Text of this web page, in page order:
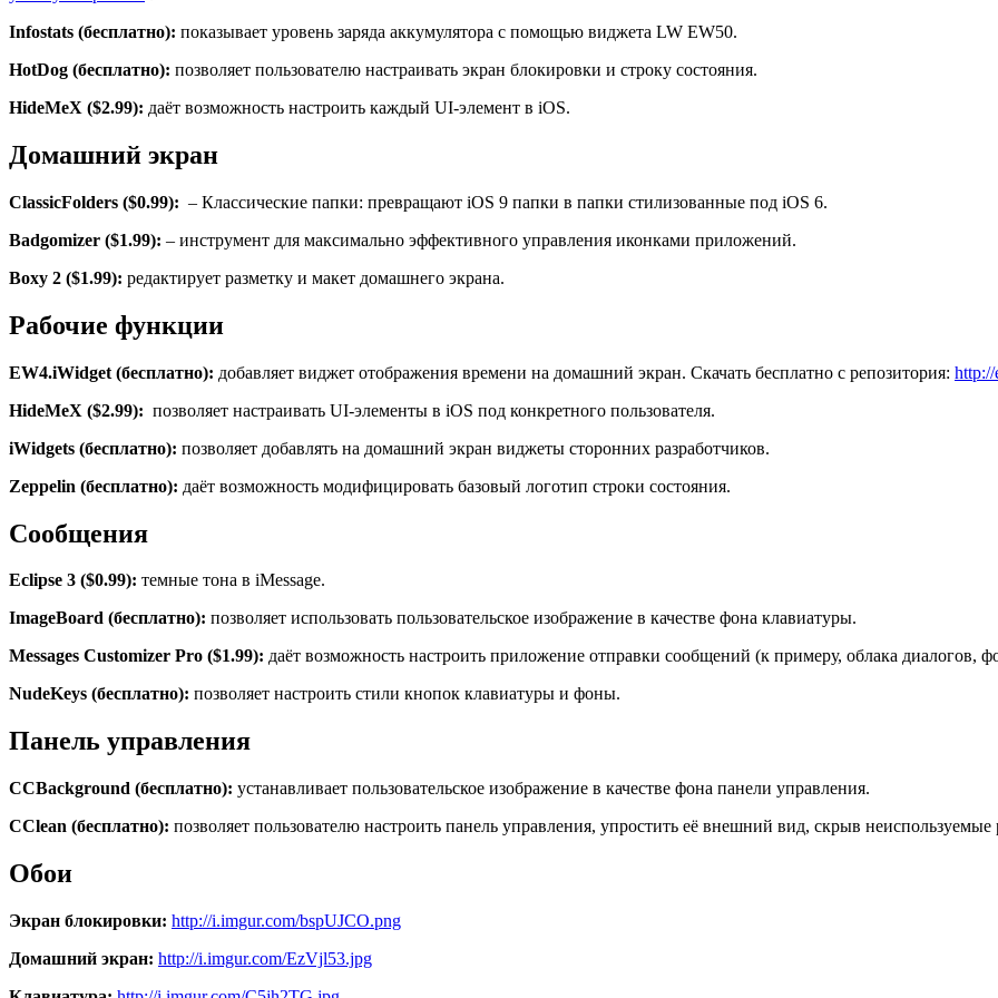
Infostats (бесплатно): показывает уровень заряда аккумулятора с помощью виджета LW EW50.
HotDog (бесплатно): позволяет пользователю настраивать экран блокировки и строку состояния.
HideMeX ($2.99): даёт возможность настроить каждый UI-элемент в iOS.
Домашний экран
ClassicFolders ($0.99): – Классические папки: превращают iOS 9 папки в папки стилизованные под iOS 6.
Badgomizer ($1.99): – инструмент для максимально эффективного управления иконками приложений.
Boxy 2 ($1.99): редактирует разметку и макет домашнего экрана.
Рабочие функции
EW4.iWidget (бесплатно): добавляет виджет отображения времени на домашний экран. Скачать бесплатно с репозитория:
HideMeX ($2.99): позволяет настраивать UI-элементы в iOS под конкретного пользователя.
iWidgets (бесплатно): позволяет добавлять на домашний экран виджеты сторонних разработчиков.
Zeppelin (бесплатно): даёт возможность модифицировать базовый логотип строки состояния.
Сообщения
Eclipse 3 ($0.99): темные тона в iMessage.
ImageBoard (бесплатно): позволяет использовать пользовательское изображение в качестве фона клавиатуры.
Messages Customizer Pro ($1.99): даёт возможность настроить приложение отправки сообщений (к примеру, облака диалогов,
NudeKeys (бесплатно): позволяет настроить стили кнопок клавиатуры и фоны.
Панель управления
CCBackground (бесплатно): устанавливает пользовательское изображение в качестве фона панели управления.
CClean (бесплатно): позволяет пользователю настроить панель управления, упростить её внешний вид, скрыв
Обои
Экран блокировки: http://i.imgur.com/bspUJCO.png
Домашний экран: http://i.imgur.com/EzVjl53.jpg